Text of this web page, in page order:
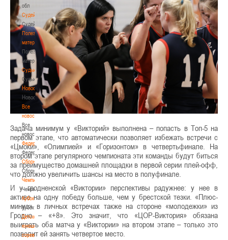
обл
Судейство
Судейство
Полезные
материалы
Полезные
материалы
Судьи
Судьи
Новости
Новости
Все
новости
Все
новости
Федерация
Федерация
Сборные
Сборные
Чемпионат
Чемпионат
Кубок
Кубок
Детско-
юношеские
соревнования
Задача минимум у «Викторий» выполнена – попасть в Топ-5 на
первом этапе, что автоматически позволяет избежать встречи с
«Цмоки», «Олимпией» и «Горизонтом» в четвертьфинале. На
втором этапе регулярного чемпионата эти команды будут биться
за преимущество домашней площадки в первой серии плей-офф,
что должно увеличить шансы на место в полуфинале.
И у гродненской «Виктории» перспективы радужнее: у нее в
активе на одну победу больше, чем у брестской тезки. «Плюс-
минус» в личных встречах также на стороне «молодежки» из
Гродно – «+8». Это значит, что «ЦОР-Виктория» обязана
выиграть оба матча у «Виктории» на втором этапе – только это
позволит ей занять четвертое место.